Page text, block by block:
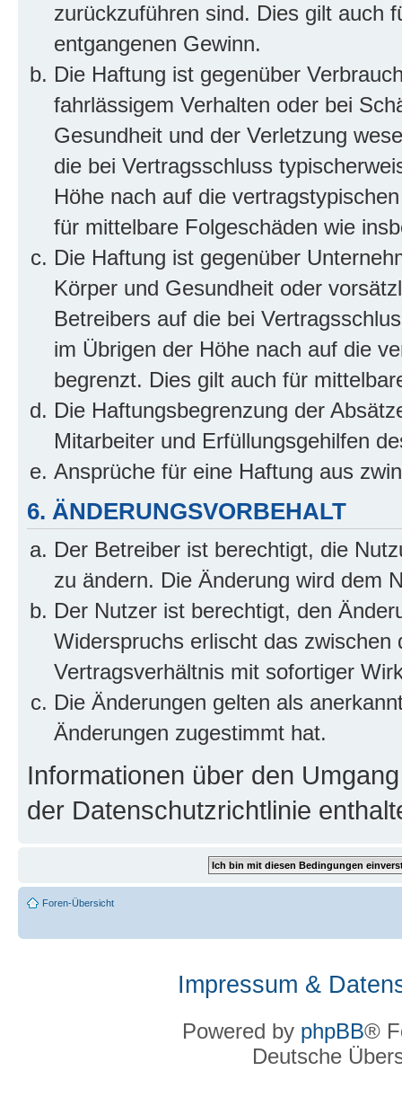
zurückzuführen sind. Dies gilt auch
entgangenen Gewinn.
Die Haftung ist gegenüber
fahrlässigem Verhalten oder bei
Gesundheit und der Verletzung
die bei Vertragsschluss
Höhe nach auf die
für mittelbare Folgeschäden wie
Die Haftung ist gegenüber
Körper und Gesundheit oder
Betreibers auf die bei
im Übrigen der Höhe nach auf die
begrenzt. Dies gilt auch für
Die Haftungsbegrenzung der
Mitarbeiter und Erfüllungsgehilfen
Ansprüche für eine Haftung aus
6. ÄNDERUNGSVORBEHALT
Der Betreiber ist berechtigt, die
zu ändern. Die Änderung wird dem
Der Nutzer ist berechtigt, den
Widerspruchs erlischt das
Vertragsverhältnis mit sofortiger
Die Änderungen gelten als
Änderungen zugestimmt hat.
Informationen über den
der Datenschutzrichtlinie
Foren-Übersicht
Impressum &
Powered by phpBB®
Deutsche